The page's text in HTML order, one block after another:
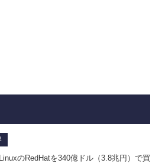
のRedHatを340億ドル（3.8兆円）で買